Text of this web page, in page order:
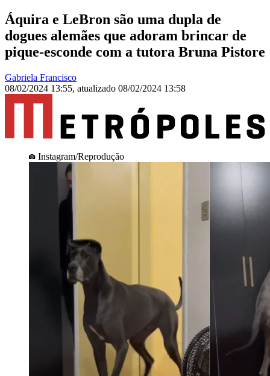
Áquira e LeBron são uma dupla de
dogues alemães que adoram brincar de
pique-esconde com a tutora Bruna Pistore
Gabriela Francisco
08/02/2024 13:55, atualizado 08/02/2024 13:58
Instagram/Reprodução